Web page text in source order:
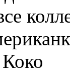
Коко